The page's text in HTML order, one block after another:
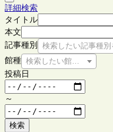
詳細検索
タイトル
本文
記事種別
検索したい記事種
館種 検索したい館種を選択し
投稿日
～
検索